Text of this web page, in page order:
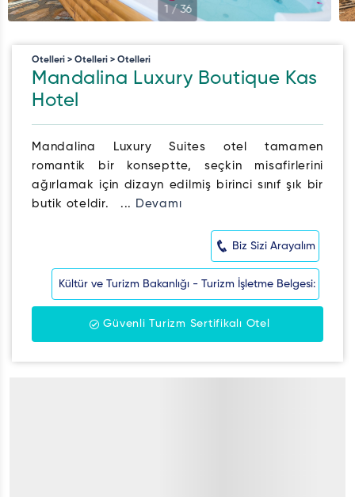
1 /36
Otelleri > Otelleri > Otelleri
Mandalina Luxury Boutique Kas
Hotel
Mandalina Luxury Suites otel tamamen
romantik bir konseptte, seçkin misafirlerini
ağırlamak için dizayn edilmiş birinci sınıf şık bir
butik oteldir. ... Devamı
Biz Sizi Arayalım
Kültür ve Turizm Bakanlığı - Turizm İşletme Belgesi:
Güvenli Turizm Sertifikalı Otel